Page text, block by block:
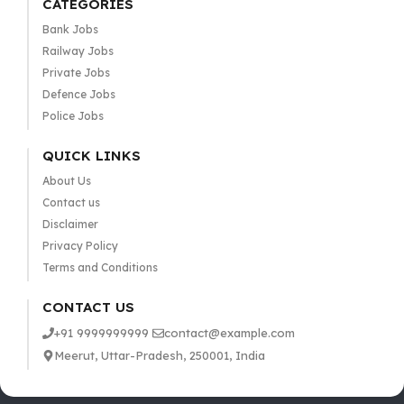
CATEGORIES
Bank Jobs
Railway Jobs
Private Jobs
Defence Jobs
Police Jobs
QUICK LINKS
About Us
Contact us
Disclaimer
Privacy Policy
Terms and Conditions
CONTACT US
+91 9999999999
contact@example.com
Meerut, Uttar-Pradesh, 250001, India